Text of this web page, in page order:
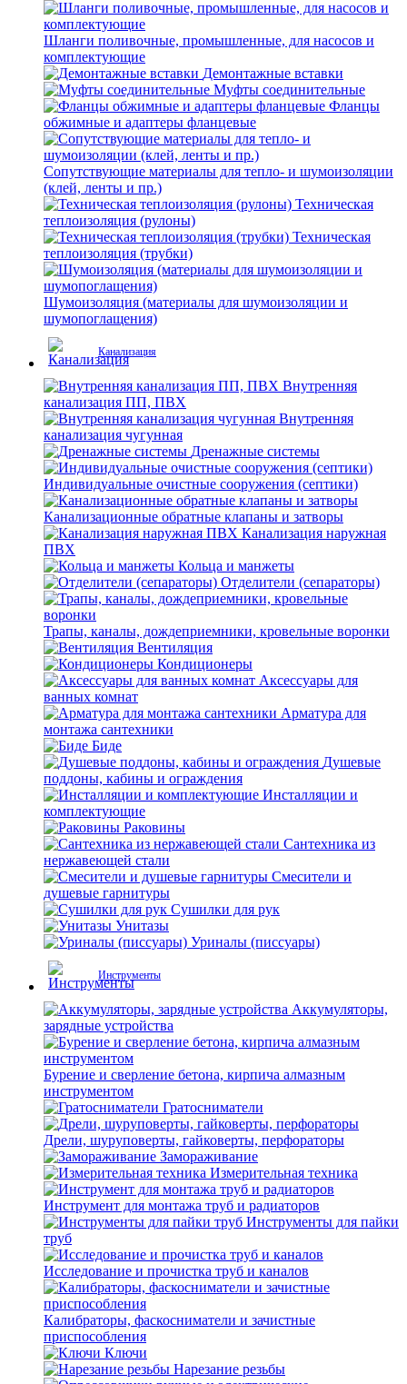
Шланги поливочные, промышленные, для насосов и
комплектующие
Демонтажные вставки
Муфты соединительные
Фланцы
обжимные и адаптеры фланцевые
Сопутствующие материалы для тепло- и шумоизоляции
(клей, ленты и пр.)
Техническая
теплоизоляция (рулоны)
Техническая
теплоизоляция (трубки)
Шумоизоляция (материалы для шумоизоляции и
шумопоглащения)
Канализация
Внутренняя
канализация ПП, ПВХ
Внутренняя
канализация чугунная
Дренажные системы
Индивидуальные очистные сооружения (септики)
Канализационные обратные клапаны и затворы
Канализация наружная
ПВХ
Кольца и манжеты
Отделители (сепараторы)
Трапы, каналы, дождеприемники, кровельные воронки
Вентиляция
Кондиционеры
Аксессуары для
ванных комнат
Арматура для
монтажа сантехники
Биде
Душевые
поддоны, кабины и ограждения
Инсталляции и
комплектующие
Раковины
Сантехника из
нержавеющей стали
Смесители и
душевые гарнитуры
Сушилки для рук
Унитазы
Уриналы (писсуары)
Инструменты
Аккумуляторы,
зарядные устройства
Бурение и сверление бетона, кирпича алмазным
инструментом
Гратосниматели
Дрели, шуруповерты, гайковерты, перфораторы
Замораживание
Измерительная техника
Инструмент для монтажа труб и радиаторов
Инструменты для пайки
труб
Исследование и прочистка труб и каналов
Калибраторы, фаскосниматели и зачистные
приспособления
Ключи
Нарезание резьбы